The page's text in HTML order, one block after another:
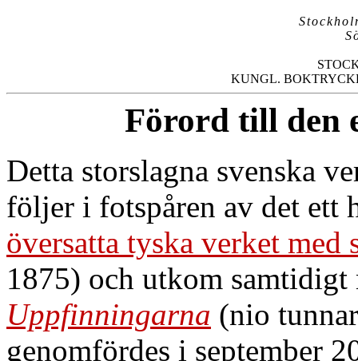
Förord till den
Detta storslagna svenska
följer i fotspåren av det ett
översatta tyska verket med
1875) och utkom samtidigt
Uppfinningarna (nio
genomfördes i september